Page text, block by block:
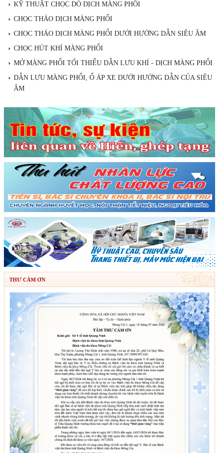
KỸ THUẬT CHỌC DÒ DỊCH MÀNG PHỔI
CHỌC THÁO DỊCH MÀNG PHỔI
CHỌC THÁO DỊCH MÀNG PHỔI DƯỚI HƯỚNG DẪN SIÊU ÂM
CHỌC HÚT KHÍ MÀNG PHỔI
MỞ MÀNG PHỔI TỐI THIỂU DẪN LƯU KHÍ - DỊCH MÀNG PHỔI
DẪN LƯU MÀNG PHỔI, Ổ ÁP XE DƯỚI HƯỚNG DẪN CỦA SIÊU
ÂM
THƯ CẢM ƠN